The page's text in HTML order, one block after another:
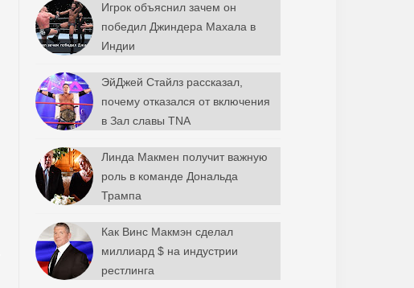
Игрок объяснил зачем он
победил Джиндера Махала в
Индии
ЭйДжей Стайлз рассказал,
почему отказался от включения
в Зал славы TNA
Линда Макмен получит важную
роль в команде Дональда
Трампа
Как Винс Макмэн сделал
миллиард $ на индустрии
рестлинга